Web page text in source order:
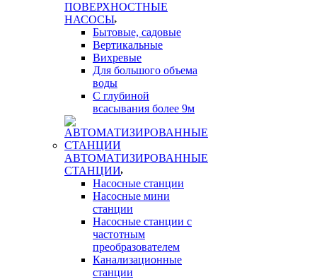
ПОВЕРХНОСТНЫЕ
НАСОСЫ
Бытовые, садовые
Вертикальные
Вихревые
Для большого объема
воды
С глубиной
всасывания более 9м
АВТОМАТИЗИРОВАННЫЕ
СТАНЦИИ
Насосные станции
Насосные мини
станции
Насосные станции с
частотным
преобразователем
Канализационные
станции